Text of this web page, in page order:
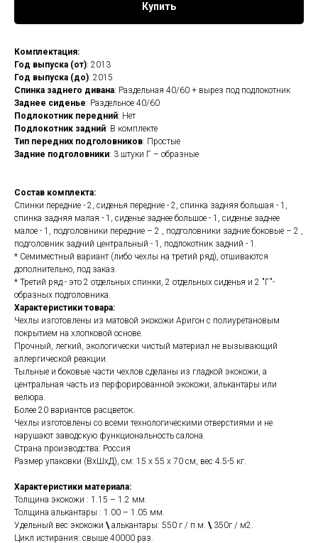
Купить
Комплектация:
Год выпуска (от): 2013
Год выпуска (до): 2015
Спинка заднего дивана: Раздельная 40/60 + вырез под подлокотник
Заднее сиденье: Раздельное 40/60
Подлокотник передний: Нет
Подлокотник задний: В комплекте
Тип передних подголовников: Простые
Задние подголовники: 3 штуки Г – образные
Состав комплекта:
Спинки передние - 2, сиденья передние - 2, спинка задняя большая - 1,
спинка задняя малая - 1, сиденье заднее большое - 1, сиденье заднее
малое - 1, подголовники передние – 2 , подголовники задние боковые – 2 ,
подголовник задний центральный - 1, подлокотник задний - 1.
* Семиместный вариант (либо чехлы на третий ряд), отшиваются
дополнительно, под заказ.
* Третий ряд - это 2 отдельных спинки, 2 отдельных сиденья и 2 "Г"-
образных подголовника.
Характеристики товара:
Чехлы изготовлены из матовой экокожи Аригон с полиуретановым
покрытием на хлопковой основе.
Прочный, легкий, экологически чистый материал не вызывающий
аллергической реакции.
Тыльные и боковые части чехлов сделаны из гладкой экокожи, а
центральная часть из перфорированной экокожи, алькантары или
велюра.
Более 20 вариантов расцветок.
Чехлы изготовлены со всеми технологическими отверстиями и не
нарушают заводскую функциональность салона.
Страна производства: Россия
Размер упаковки (ВхШхД), см: 15 x 55 x 70 см, вес 4.5-5 кг.
Характеристики материала:
Толщина экокожи : 1.15 – 1.2 мм.
Толщина алькантары : 1.00 – 1.05 мм.
Удельный вес экокожи \ алькантары: 550 г / п.м. \ 350г / м2.
Цикл истирания: свыше 40000 раз.